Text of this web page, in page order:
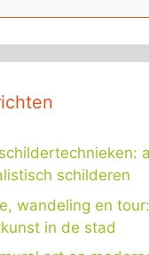
schilderen
wandeling en
in de stad